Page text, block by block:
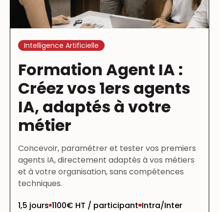
Intelligence Artificielle
Formation Agent IA :
Créez vos 1ers agents
IA, adaptés à votre
métier
Concevoir, paramétrer et tester vos premiers
agents IA, directement adaptés à vos métiers
et à votre organisation, sans compétences
techniques.
1,5 jours 1100€ HT / participant Intra/Inter